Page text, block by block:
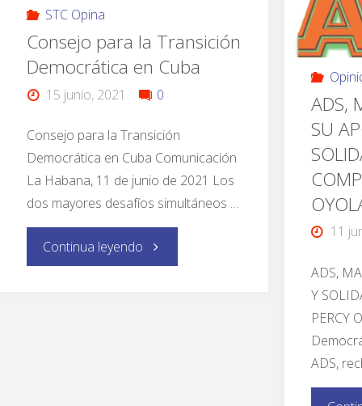
STC Opina
Consejo para la Transición
Democrática en Cuba
15 junio, 2021 0
Consejo para la Transición
Democrática en Cuba Comunicación
La Habana, 11 de junio de 2021 Los
dos mayores desafíos simultáneos …
Continua leyendo
ADS,
SU
11
ADS,
Y
PERCY
ADS,